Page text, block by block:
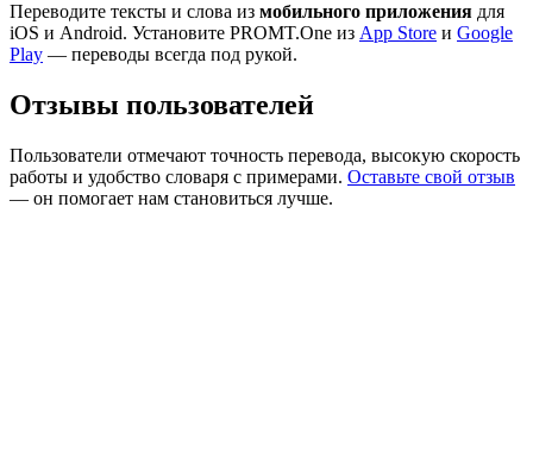
Переводите тексты и слова из мобильного приложения для
iOS и Android. Установите PROMT.One из App Store и Google
Play — переводы всегда под рукой.
Отзывы пользователей
Пользователи отмечают точность перевода, высокую скорость
работы и удобство словаря с примерами. Оставьте свой отзыв
— он помогает нам становиться лучше.